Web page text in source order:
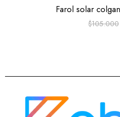
Farol solar
$105.000